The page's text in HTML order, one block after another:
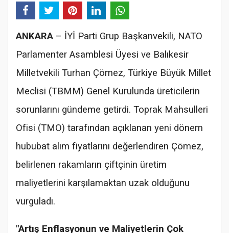
ANKARA – İYİ Parti Grup Başkanvekili, NATO
Parlamenter Asamblesi Üyesi ve Balıkesir
Milletvekili Turhan Çömez, Türkiye Büyük Millet
Meclisi (TBMM) Genel Kurulunda üreticilerin
sorunlarını gündeme getirdi. Toprak Mahsulleri
Ofisi (TMO) tarafından açıklanan yeni dönem
hububat alım fiyatlarını değerlendiren Çömez,
belirlenen rakamların çiftçinin üretim
maliyetlerini karşılamaktan uzak olduğunu
vurguladı.
"Artış Enflasyonun ve Maliyetlerin Çok